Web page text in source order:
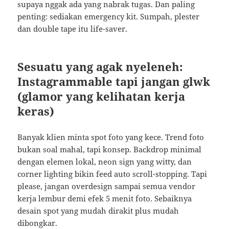
supaya nggak ada yang nabrak tugas. Dan paling
penting: sediakan emergency kit. Sumpah, plester
dan double tape itu life-saver.
Sesuatu yang agak nyeleneh:
Instagrammable tapi jangan glwk
(glamor yang kelihatan kerja
keras)
Banyak klien minta spot foto yang kece. Trend foto
bukan soal mahal, tapi konsep. Backdrop minimal
dengan elemen lokal, neon sign yang witty, dan
corner lighting bikin feed auto scroll-stopping. Tapi
please, jangan overdesign sampai semua vendor
kerja lembur demi efek 5 menit foto. Sebaiknya
desain spot yang mudah dirakit plus mudah
dibongkar.